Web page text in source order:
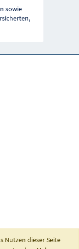
sowie
Nutzen dieser Seite